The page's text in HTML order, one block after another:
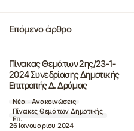
Επόμενο άρθρο
Πίνακας Θεμάτων 2ης/23-1-
2024 Συνεδρίασης Δημοτικής
Επιτροπής Δ. Δράμας
Νέα - Ανακοινώσεις
Πίνακες Θεμάτων Δημοτικής
Επ.
26 Ιανουαρίου 2024